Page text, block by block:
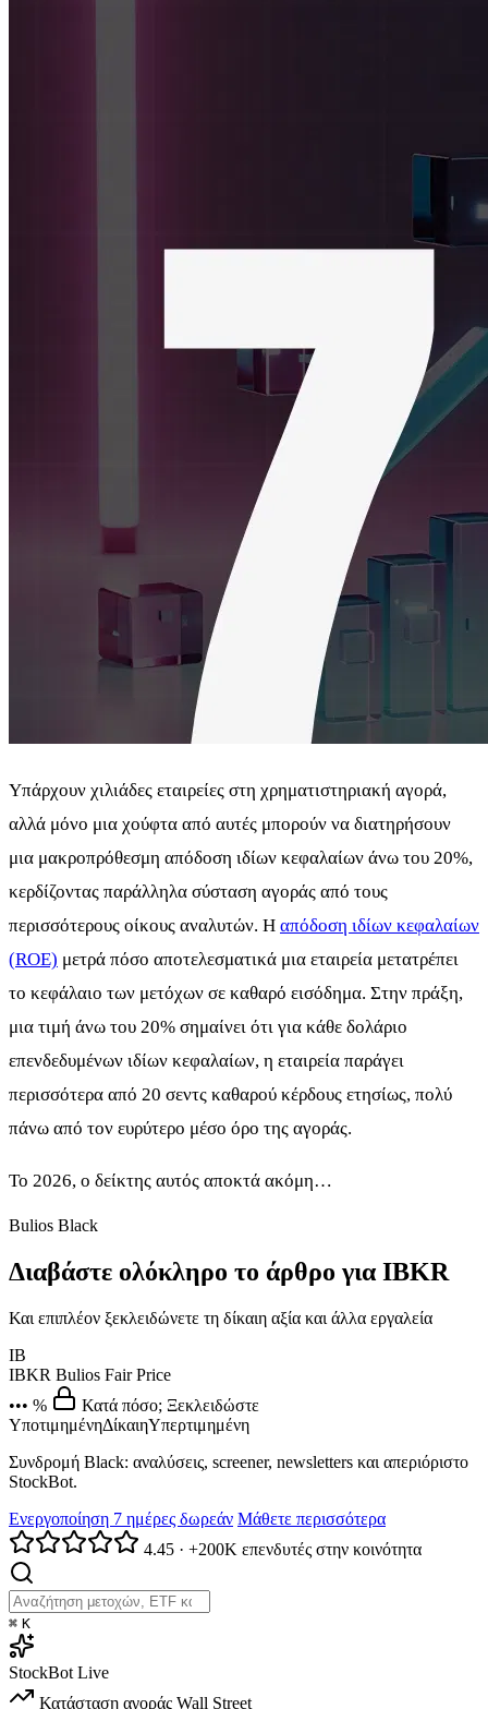
Υπάρχουν χιλιάδες εταιρείες στη χρηματιστηριακή αγορά,
αλλά μόνο μια χούφτα από αυτές μπορούν να διατηρήσουν
μια μακροπρόθεσμη απόδοση ιδίων κεφαλαίων άνω του 20%,
κερδίζοντας παράλληλα σύσταση αγοράς από τους
περισσότερους οίκους αναλυτών. Η απόδοση ιδίων κεφαλαίων
(ROE) μετρά πόσο αποτελεσματικά μια εταιρεία μετατρέπει
το κεφάλαιο των μετόχων σε καθαρό εισόδημα. Στην πράξη,
μια τιμή άνω του 20% σημαίνει ότι για κάθε δολάριο
επενδεδυμένων ιδίων κεφαλαίων, η εταιρεία παράγει
περισσότερα από 20 σεντς καθαρού κέρδους ετησίως, πολύ
πάνω από τον ευρύτερο μέσο όρο της αγοράς.
Το 2026, ο δείκτης αυτός αποκτά ακόμη…
Bulios Black
Διαβάστε ολόκληρο το άρθρο για IBKR
Και επιπλέον ξεκλειδώνετε τη δίκαιη αξία και άλλα εργαλεία
IB
IBKR Bulios Fair Price
••• %
Κατά πόσο; Ξεκλειδώστε
ΥποτιμημένηΔίκαιηΥπερτιμημένη
Συνδρομή Black: αναλύσεις, screener, newsletters και απεριόριστο
StockBot.
Ενεργοποίηση 7 ημέρες δωρεάν Μάθετε περισσότερα
4.45 · +200K επενδυτές στην κοινότητα
⌘ K
StockBot Live
Κατάσταση αγοράς Wall Street